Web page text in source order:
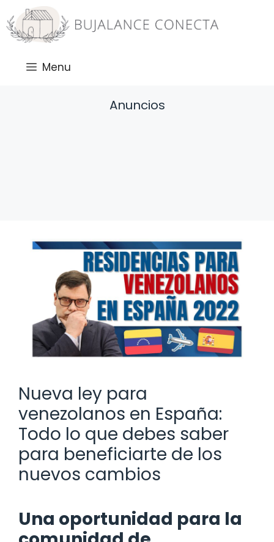
Saltar
al
contenido
Menu
Anuncios
Nueva ley para
venezolanos en España:
Todo lo que debes saber
para beneficiarte de los
nuevos cambios
Una oportunidad para la